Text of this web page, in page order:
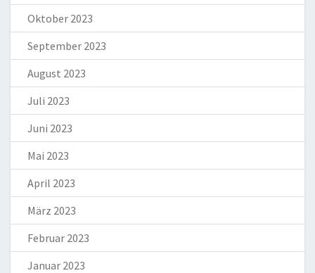
Oktober 2023
September 2023
August 2023
Juli 2023
Juni 2023
Mai 2023
April 2023
März 2023
Februar 2023
Januar 2023